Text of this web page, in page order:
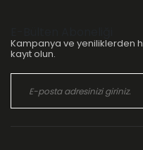
Kampanya ve yeniliklerden
kayıt olun.